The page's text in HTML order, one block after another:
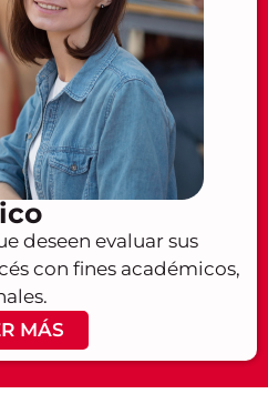
deseen evaluar sus
con fines académicos,
MÁS